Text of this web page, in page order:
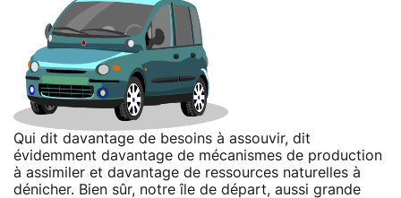
Qui dit davantage de besoins à assouvir, dit
évidemment davantage de mécanismes de production
à assimiler et davantage de ressources naturelles à
dénicher. Bien sûr, notre île de départ, aussi grande